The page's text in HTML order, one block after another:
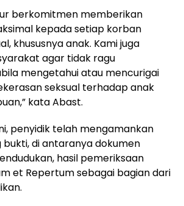
berkomitmen memberikan
kepada setiap korban
khususnya anak. Kami juga
agar tidak ragu
mengetahui atau mencurigai
seksual terhadap anak
kata Abast.
penyidik telah mengamankan
di antaranya dokumen
hasil pemeriksaan
et Repertum sebagai bagian dari